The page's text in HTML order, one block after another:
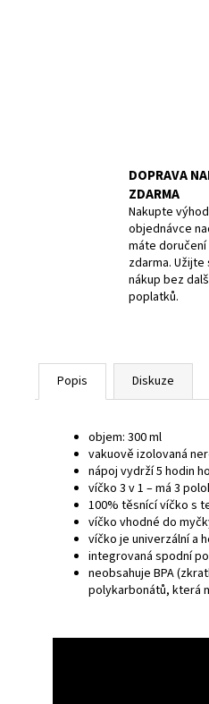
DOPRAVA
ZDARMA
Nakupte
objednávce
máte doručení
zdarma.
nákup bez
poplatků.
Popis Diskuze
objem: 300 ml
vakuově izolovaná
nápoj vydrží 5 hodin
víčko 3 v 1 – má 3
100% těsnící víčko s
víčko vhodné do
víčko je univerzální a
integrovaná spodní
neobsahuje BPA
polykarbonátů, která